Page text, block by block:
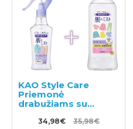
KAO Style Care
Priemonė
drabužiams su
lyginamuoju ir
antistatiniu efektu
34,98€ 35,98€